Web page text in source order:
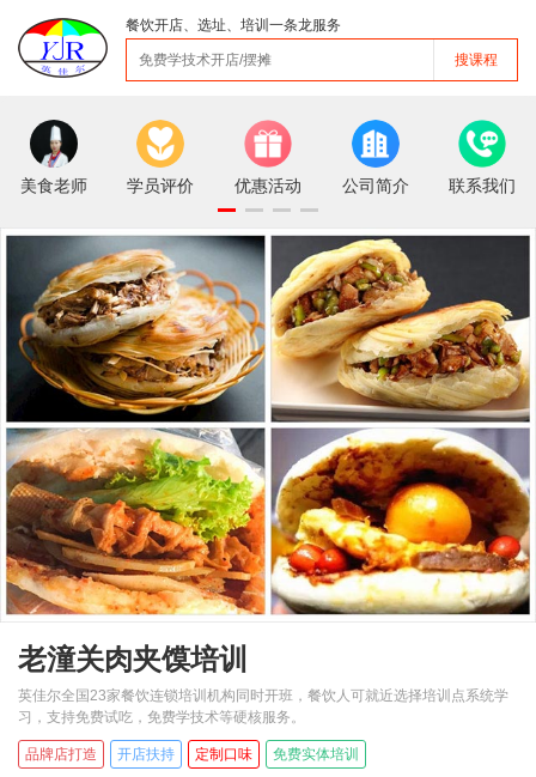
餐饮开店、选址、培训一条龙服务
搜课程
美食老师 学员评价 优惠活动 公司简介 联系我们
老潼关肉夹馍培训
英佳尔全国23家餐饮连锁培训机构同时开班，餐饮人可就近选择培训点系统学
习，支持免费试吃，免费学技术等硬核服务。
品牌店打造 开店扶持 定制口味 免费实体培训